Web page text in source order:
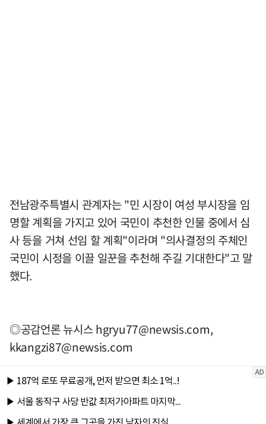
전남광주특별시 관계자는 "민 시장이 여성 부시장을 임
명할 계획을 가지고 있어 국민이 추천한 인물 중에서 심
사 등을 거쳐 선임 할 계획"이라며 "의사결정의 주체인
국민이 시정을 이끌 일꾼을 추천해 주길 기대한다"고 말
했다.
◎공감언론 뉴시스hgryu77@newsis.com,
kkangzi87@newsis.com